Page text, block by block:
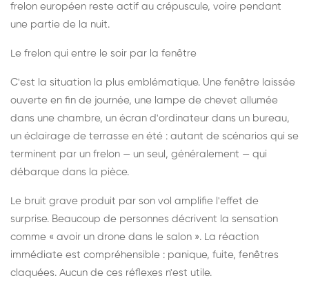
frelon européen reste actif au crépuscule, voire pendant
une partie de la nuit.
Le frelon qui entre le soir par la fenêtre
C'est la situation la plus emblématique. Une fenêtre laissée
ouverte en fin de journée, une lampe de chevet allumée
dans une chambre, un écran d'ordinateur dans un bureau,
un éclairage de terrasse en été : autant de scénarios qui se
terminent par un frelon — un seul, généralement — qui
débarque dans la pièce.
Le bruit grave produit par son vol amplifie l'effet de
surprise. Beaucoup de personnes décrivent la sensation
comme « avoir un drone dans le salon ». La réaction
immédiate est compréhensible : panique, fuite, fenêtres
claquées. Aucun de ces réflexes n'est utile.